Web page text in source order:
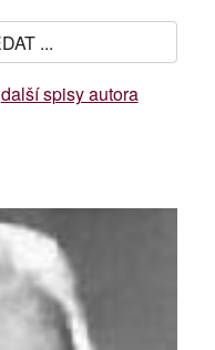
další spisy autora